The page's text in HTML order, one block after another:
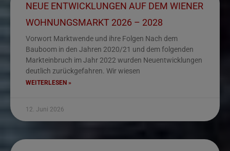
NEUE ENTWICKLUNGEN AUF DEM WIENER
WOHNUNGSMARKT 2026 – 2028
Vorwort Marktwende und ihre Folgen Nach dem
Bauboom in den Jahren 2020/21 und dem folgenden
Markteinbruch im Jahr 2022 wurden Neuentwicklungen
deutlich zurückgefahren. Wir wiesen
WEITERLESEN »
12. Juni 2026